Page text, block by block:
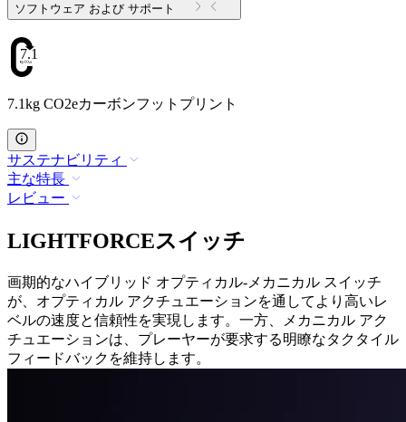
ソフトウェア および サポート
7.1
7.1kg CO2eカーボンフットプリント
サステナビリティ
主な特長
レビュー
LIGHTFORCEスイッチ
画期的なハイブリッド オプティカル-メカニカル スイッチ
が、オプティカル アクチュエーションを通してより高いレ
ベルの速度と信頼性を実現します。一方、メカニカル アク
チュエーションは、プレーヤーが要求する明瞭なタクタイル
フィードバックを維持します。